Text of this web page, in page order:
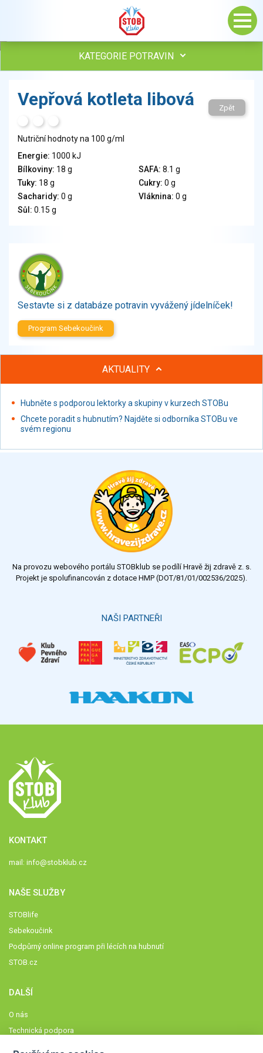
KATEGORIE POTRAVIN
Vejce
Veganské a vegetariánské výrobky
Tuky
Obiloviny, mouka, cereální výrobky
Chléb, pečivo, křehké chleby, pufované výrobky
Ořechy, semena
Zelenina
Brambory, luštěniny, houby
Sladkosti, slané výrobky
Ochucovadla, přísady, sladidla
Proteinové výrobky, doplňky stravy
Nápoje alkoholické
Restaurace, jídelny, hotová jídla
Fastfood
Studená kuchyně, lahůdkářské výrobky
Vepřová kotleta libová Zpět
Nutriční hodnoty na 100 g/ml
Energie: 1000 kJ
Bílkoviny: 18 g SAFA: 8.1 g
Tuky: 18 g Cukry: 0 g
Sacharidy: 0 g Vláknina: 0 g
Sůl: 0.15 g
Sestavte si z databáze potravin vyvážený jídelníček!
Program Sebekoučink
AKTUALITY
Hubněte s podporou lektorky a skupiny v kurzech STOBu
Chcete poradit s hubnutím? Najděte si odborníka STOBu ve
svém regionu
Na provozu webového portálu STOBklub se podílí Hravě žij zdravě z. s.
Projekt je spolufinancován z dotace HMP (DOT/81/01/002536/2025).
NAŠI PARTNEŘI
KONTAKT
mail: info@stobklub.cz
NAŠE SLUŽBY
STOBlife
Sebekoučink
Podpůrný online program při lécích na hubnutí
STOB.cz
DALŠÍ
O nás
Technická podpora